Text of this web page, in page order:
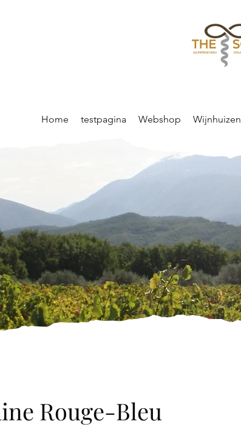
Home testpagina Webshop Wijnhuizen
Rouge-Bleu